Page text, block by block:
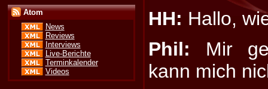
Atom
News
Reviews
Interviews
Live-Berichte
Terminkalender
Videos
HH: Hallo,
Phil: Mir
kann mich